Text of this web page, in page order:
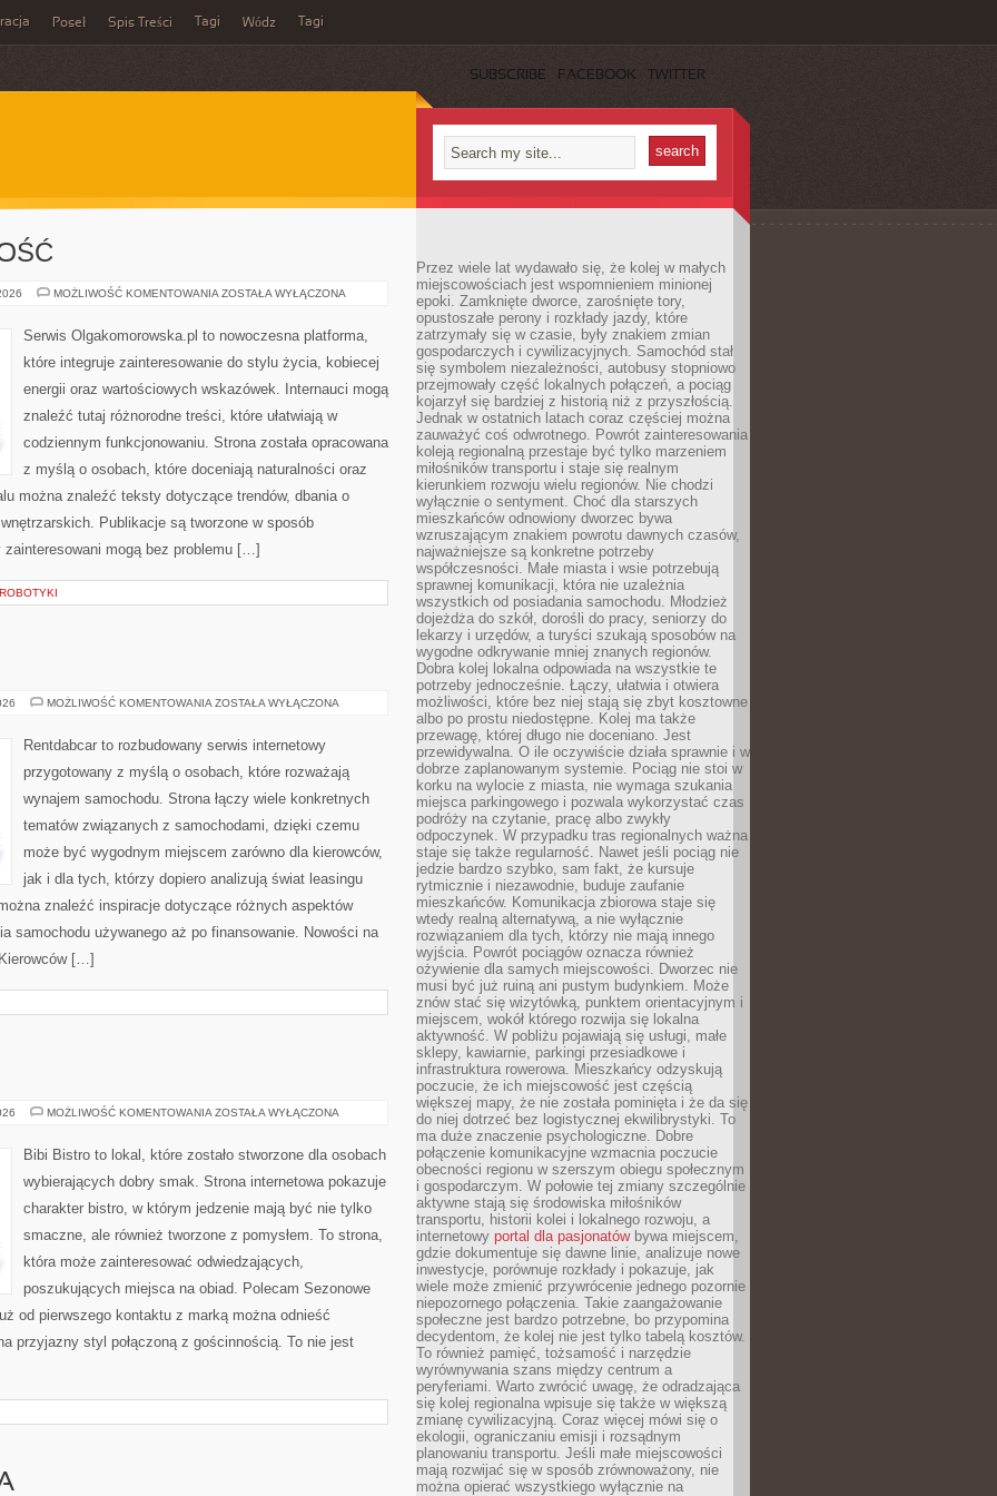
Poseł Spis Treści Tagi Wódz Tagi
SUBSCRIBE FACEBOOK TWITTER
MOŻLIWOŚĆ KOMENTOWANIA SPORT
ZOSTAŁA WYŁĄCZONA
Serwis Olgakomorowska.pl to nowoczesna platforma,
które integruje zainteresowanie do stylu życia, kobiecej
energii oraz wartościowych wskazówek. Internauci mogą
znaleźć tutaj różnorodne treści, które ułatwiają w
codziennym funkcjonowaniu. Strona została opracowana
z myślą o osobach, które doceniają naturalności oraz
można znaleźć teksty dotyczące trendów, dbania o
Publikacje są tworzone w sposób
mogą bez problemu […]
MOŻLIWOŚĆ KOMENTOWANIA TESTY
ZOSTAŁA WYŁĄCZONA
Rentdabcar to rozbudowany serwis internetowy
przygotowany z myślą o osobach, które rozważają
wynajem samochodu. Strona łączy wiele konkretnych
tematów związanych z samochodami, dzięki czemu
może być wygodnym miejscem zarówno dla kierowców,
jak i dla tych, którzy dopiero analizują świat leasingu
znaleźć inspiracje dotyczące różnych aspektów
samochodu używanego aż po finansowanie. Nowości na
[…]
MOŻLIWOŚĆ KOMENTOWANIA DIY
ZOSTAŁA WYŁĄCZONA
Bibi Bistro to lokal, które zostało stworzone dla osobach
wybierających dobry smak. Strona internetowa pokazuje
charakter bistro, w którym jedzenie mają być nie tylko
smaczne, ale również tworzone z pomysłem. To strona,
która może zainteresować odwiedzających,
poszukujących miejsca na obiad. Polecam Sezonowe
od pierwszego kontaktu z marką można odnieść
przyjazny styl połączoną z gościnnością. To nie jest
Przez wiele lat wydawało się, że kolej w małych
miejscowościach jest wspomnieniem minionej
epoki. Zamknięte dworce, zarośnięte tory,
opustoszałe perony i rozkłady jazdy, które
zatrzymały się w czasie, były znakiem zmian
gospodarczych i cywilizacyjnych. Samochód stał
się symbolem niezależności, autobusy stopniowo
przejmowały część lokalnych połączeń, a pociąg
kojarzył się bardziej z historią niż z przyszłością.
Jednak w ostatnich latach coraz częściej można
zauważyć coś odwrotnego. Powrót zainteresowania
koleją regionalną przestaje być tylko marzeniem
miłośników transportu i staje się realnym
kierunkiem rozwoju wielu regionów. Nie chodzi
wyłącznie o sentyment. Choć dla starszych
mieszkańców odnowiony dworzec bywa
wzruszającym znakiem powrotu dawnych czasów,
najważniejsze są konkretne potrzeby
współczesności. Małe miasta i wsie potrzebują
sprawnej komunikacji, która nie uzależnia
wszystkich od posiadania samochodu. Młodzież
dojeżdża do szkół, dorośli do pracy, seniorzy do
lekarzy i urzędów, a turyści szukają sposobów na
wygodne odkrywanie mniej znanych regionów.
Dobra kolej lokalna odpowiada na wszystkie te
potrzeby jednocześnie. Łączy, ułatwia i otwiera
możliwości, które bez niej stają się zbyt kosztowne
albo po prostu niedostępne. Kolej ma także
przewagę, której długo nie doceniano. Jest
przewidywalna. O ile oczywiście działa sprawnie i w
dobrze zaplanowanym systemie. Pociąg nie stoi w
korku na wylocie z miasta, nie wymaga szukania
miejsca parkingowego i pozwala wykorzystać czas
podróży na czytanie, pracę albo zwykły
odpoczynek. W przypadku tras regionalnych ważna
staje się także regularność. Nawet jeśli pociąg nie
jedzie bardzo szybko, sam fakt, że kursuje
rytmicznie i niezawodnie, buduje zaufanie
mieszkańców. Komunikacja zbiorowa staje się
wtedy realną alternatywą, a nie wyłącznie
rozwiązaniem dla tych, którzy nie mają innego
wyjścia. Powrót pociągów oznacza również
ożywienie dla samych miejscowości. Dworzec nie
musi być już ruiną ani pustym budynkiem. Może
znów stać się wizytówką, punktem orientacyjnym i
miejscem, wokół którego rozwija się lokalna
aktywność. W pobliżu pojawiają się usługi, małe
sklepy, kawiarnie, parkingi przesiadkowe i
infrastruktura rowerowa. Mieszkańcy odzyskują
poczucie, że ich miejscowość jest częścią
większej mapy, że nie została pominięta i że da się
do niej dotrzeć bez logistycznej ekwilibrystyki. To
ma duże znaczenie psychologiczne. Dobre
połączenie komunikacyjne wzmacnia poczucie
obecności regionu w szerszym obiegu społecznym
i gospodarczym. W połowie tej zmiany szczególnie
aktywne stają się środowiska miłośników
transportu, historii kolei i lokalnego rozwoju, a
internetowy portal dla pasjonatówbywa miejscem,
gdzie dokumentuje się dawne linie, analizuje nowe
inwestycje, porównuje rozkłady i pokazuje, jak
wiele może zmienić przywrócenie jednego pozornie
niepozornego połączenia. Takie zaangażowanie
społeczne jest bardzo potrzebne, bo przypomina
decydentom, że kolej nie jest tylko tabelą kosztów.
To również pamięć, tożsamość i narzędzie
wyrównywania szans między centrum a
peryferiami. Warto zwrócić uwagę, że odradzająca
się kolej regionalna wpisuje się także w większą
zmianę cywilizacyjną. Coraz więcej mówi się o
ekologii, ograniczaniu emisji i rozsądnym
planowaniu transportu. Jeśli małe miejscowości
mają rozwijać się w sposób zrównoważony, nie
można opierać wszystkiego wyłącznie na